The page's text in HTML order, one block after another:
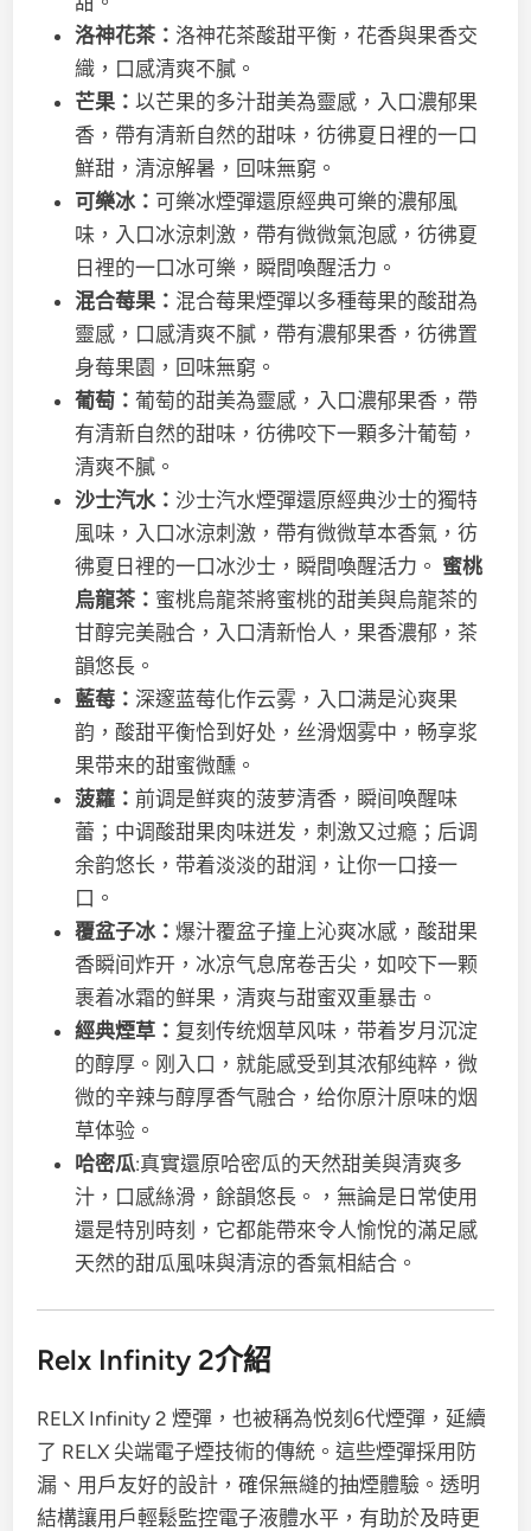
洛神花茶： 洛神花茶酸甜平衡，花香與果香交
織，口感清爽不膩。
芒果：以芒果的多汁甜美為靈感，入口濃郁果
香，帶有清新自然的甜味，彷彿夏日裡的一口
鮮甜，清涼解暑，回味無窮。
可樂冰： 可樂冰煙彈還原經典可樂的濃郁風
味，入口冰涼刺激，帶有微微氣泡感，彷彿夏
日裡的一口冰可樂，瞬間喚醒活力。
混合莓果： 混合莓果煙彈以多種莓果的酸甜為
靈感，口感清爽不膩，帶有濃郁果香，彷彿置
身莓果園，回味無窮。
葡萄：葡萄的甜美為靈感，入口濃郁果香，帶
有清新自然的甜味，彷彿咬下一顆多汁葡萄，
清爽不膩。
沙士汽水：沙士汽水煙彈還原經典沙士的獨特
風味，入口冰涼刺激，帶有微微草本香氣，彷
彿夏日裡的一口冰沙士，瞬間喚醒活力。 蜜桃
烏龍茶： 蜜桃烏龍茶將蜜桃的甜美與烏龍茶的
甘醇完美融合，入口清新怡人，果香濃郁，茶
韻悠長。
藍莓： 深邃蓝莓化作云雾，入口满是沁爽果
韵，酸甜平衡恰到好处，丝滑烟雾中，畅享浆
果带来的甜蜜微醺。
菠蘿： 前调是鲜爽的菠萝清香，瞬间唤醒味
蕾；中调酸甜果肉味迸发，刺激又过瘾；后调
余韵悠长，带着淡淡的甜润，让你一口接一
口。
覆盆子冰：爆汁覆盆子撞上沁爽冰感，酸甜果
香瞬间炸开，冰凉气息席卷舌尖，如咬下一颗
裹着冰霜的鲜果，清爽与甜蜜双重暴击。
經典煙草： 复刻传统烟草风味，带着岁月沉淀
的醇厚。刚入口，就能感受到其浓郁纯粹，微
微的辛辣与醇厚香气融合，给你原汁原味的烟
草体验。
哈密瓜:真實還原哈密瓜的天然甜美與清爽多
汁，口感絲滑，餘韻悠長。，無論是日常使用
還是特別時刻，它都能帶來令人愉悅的滿足感
天然的甜瓜風味與清涼的香氣相結合。
Relx Infinity 2介紹
RELX Infinity 2 煙彈，也被稱為悦刻6代煙彈，延續
了 RELX 尖端電子煙技術的傳統。這些煙彈採用防
漏、用戶友好的設計，確保無縫的抽煙體驗。透明
結構讓用戶輕鬆監控電子液體水平，有助於及時更